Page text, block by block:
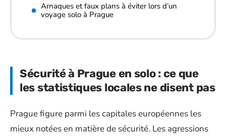
Arnaques et faux plans à éviter lors d’un
voyage solo à Prague
Sécurité à Prague en solo : ce que
les statistiques locales ne disent pas
Prague figure parmi les capitales européennes les
mieux notées en matière de sécurité. Les agressions